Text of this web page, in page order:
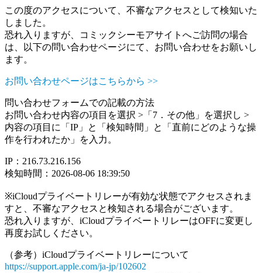
この度のアクセスについて、不審なアクセスとして検知いた
しました。
恐れ入りますが、コミックシーモアサイトへご訪問の場合
は、以下の問い合わせページにて、お問い合わせをお願いし
ます。
お問い合わせページはこちらから >>
問い合わせフォームでの記載の方法
お問い合わせ内容の項目を選択 >「7．その他」を選択し >
内容の項目に「IP」と「検知時間」と「直前にどのような操
作を行われたか」を入力。
IP：216.73.216.156
検知時間：2026-08-06 18:39:50
※iCloudプライベートリレーが有効な状態でアクセスされま
すと、不審なアクセスと検知される場合がございます。
恐れ入りますが、iCloudプライベートリレーはOFFに変更し
再度お試しください。
（参考）iCloudプライベートリレーについて
https://support.apple.com/ja-jp/102602